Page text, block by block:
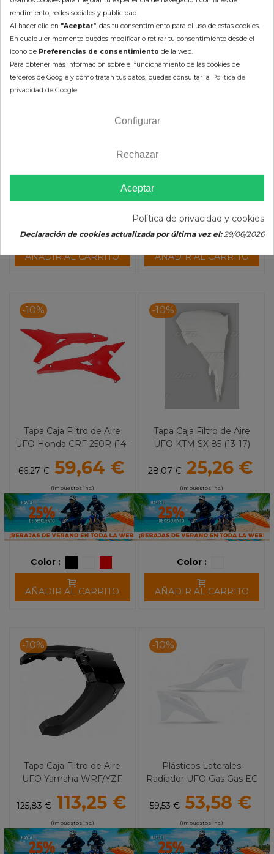
Tapa Caja Filtro de Aire
AÑADIR AL CARRITO
13) CRF 450R (11-12)
Color :
AÑADIR AL CARRITO
-10%
Tapa Caja Filtro de Aire
UFO Honda CRF 250R (14-
66,27 € 59,64 €
(impuestos inc.)
Color :
AÑADIR AL CARRITO
-10%
Tapa Caja Filtro de Aire
UFO KTM SX 85 (13-17)
28,07 € 25,26 €
(impuestos inc.)
Color :
AÑADIR AL CARRITO
-10%
Tapa Caja Filtro de Aire
UFO Yamaha WRF/YZF
125,83 € 113,25 €
(impuestos inc.)
-10%
Plásticos Laterales
Radiador UFO Gas Gas EC
59,53 € 53,58 €
(impuestos inc.)
rendimiento, redes sociales y publicidad.
Al hacer clic en "Aceptar" , das tu consentimiento para el uso de estas cookies.
En cualquier momento puedes modificar o retirar tu consentimiento desde el
icono de Preferencias de consentimiento de la web.
Para obtener más información sobre el funcionamiento de las cookies de
terceros de Google y cómo tratan tus datos, puedes consultar la Política de
privacidad de Google
Configurar
Rechazar
Aceptar
Política de privacidad y cookies
Declaración de cookies actualizada por última vez el:29/06/2026